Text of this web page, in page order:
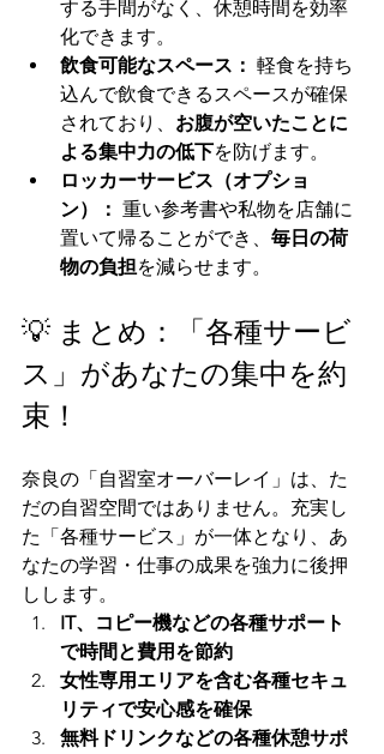
する手間がなく、休憩時間を効率
化できます。
飲食可能なスペース： 軽食を持ち
込んで飲食できるスペースが確保
されており、 お腹が空いたことに
よる集中力の低下を防げます。
ロッカーサービス（オプショ
ン）： 重い参考書や私物を店舗に
置いて帰ることができ、 毎日の荷
物の負担を減らせます。
💡 まとめ：「各種サービ
ス」があなたの集中を約
束！
奈良の「自習室オーバーレイ」は、た
だの自習空間ではありません。充実し
た「各種サービス」が一体となり、あ
なたの学習・仕事の成果を強力に後押
しします。
IT、コピー機などの各種サポート
で時間と費用を節約
女性専用エリアを含む各種セキュ
リティで安心感を確保
無料ドリンクなどの各種休憩サポ